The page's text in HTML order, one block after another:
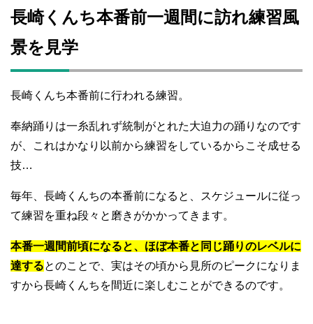
長崎くんち本番前一週間に訪れ練習風
景を見学
長崎くんち本番前に行われる練習。
奉納踊りは一糸乱れず統制がとれた大迫力の踊りなのです
が、これはかなり以前から練習をしているからこそ成せる
技…
毎年、長崎くんちの本番前になると、スケジュールに従っ
て練習を重ね段々と磨きがかかってきます。
本番一週間前頃になると、ほぼ本番と同じ踊りのレベルに
達するとのことで、実はその頃から見所のピークになりま
すから長崎くんちを間近に楽しむことができるのです。